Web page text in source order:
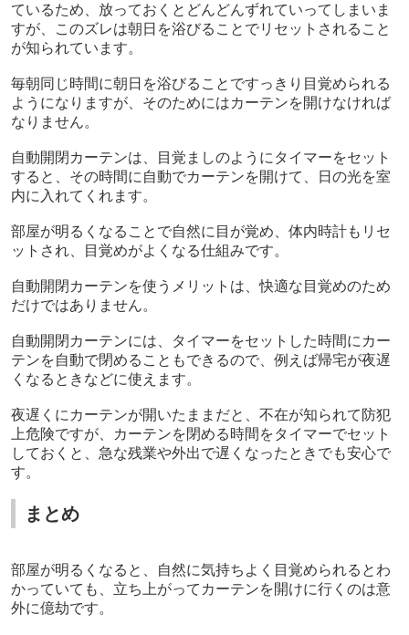
ているため、放っておくとどんどんずれていってしまいま
すが、このズレは朝日を浴びることでリセットされること
が知られています。
毎朝同じ時間に朝日を浴びることですっきり目覚められる
ようになりますが、そのためにはカーテンを開けなければ
なりません。
自動開閉カーテンは、目覚ましのようにタイマーをセット
すると、その時間に自動でカーテンを開けて、日の光を室
内に入れてくれます。
部屋が明るくなることで自然に目が覚め、体内時計もリセ
ットされ、目覚めがよくなる仕組みです。
自動開閉カーテンを使うメリットは、快適な目覚めのため
だけではありません。
自動開閉カーテンには、タイマーをセットした時間にカー
テンを自動で閉めることもできるので、例えば帰宅が夜遅
くなるときなどに使えます。
夜遅くにカーテンが開いたままだと、不在が知られて防犯
上危険ですが、カーテンを閉める時間をタイマーでセット
しておくと、急な残業や外出で遅くなったときでも安心で
す。
まとめ
部屋が明るくなると、自然に気持ちよく目覚められるとわ
かっていても、立ち上がってカーテンを開けに行くのは意
外に億劫です。